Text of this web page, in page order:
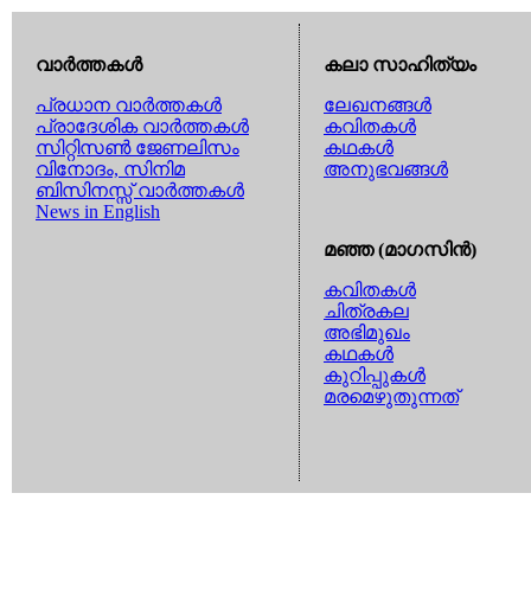
വാര്‍ത്തകള്‍
പ്രധാന വാര്‍ത്തകള്‍
പ്രാദേശിക വാര്‍ത്തകള്‍
സിറ്റിസണ്‍ ജേണലിസം
വിനോദം, സിനിമ
ബിസിനസ്സ് വാര്‍ത്തകള്‍
News in English
കലാ സാഹിത്യം
ലേഖനങ്ങള്‍
കവിതകള്‍
കഥകള്‍
അനുഭവങ്ങള്‍
മഞ്ഞ (മാഗസിന്‍)
കവിതകള്‍
ചിത്രകല
അഭിമുഖം
കഥകള്‍
കുറിപ്പുകള്‍
മരമെഴുതുന്നത്